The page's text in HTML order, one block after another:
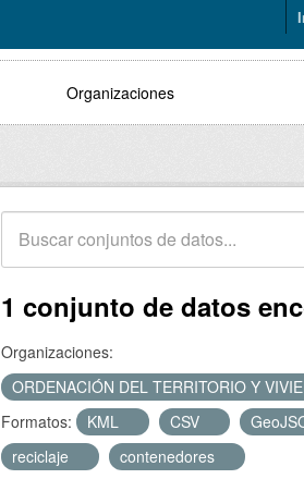
Organizaciones
1 conjunto de datos
Organizaciones:
ORDENACIÓN DEL TERRITORIO Y
Formatos:
KML CSV
reciclaje
contenedores